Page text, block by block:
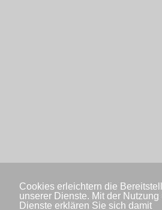
Cookies erleichtern die
unserer Dienste. Mit der Nutzung
Dienste erklären Sie sich damit